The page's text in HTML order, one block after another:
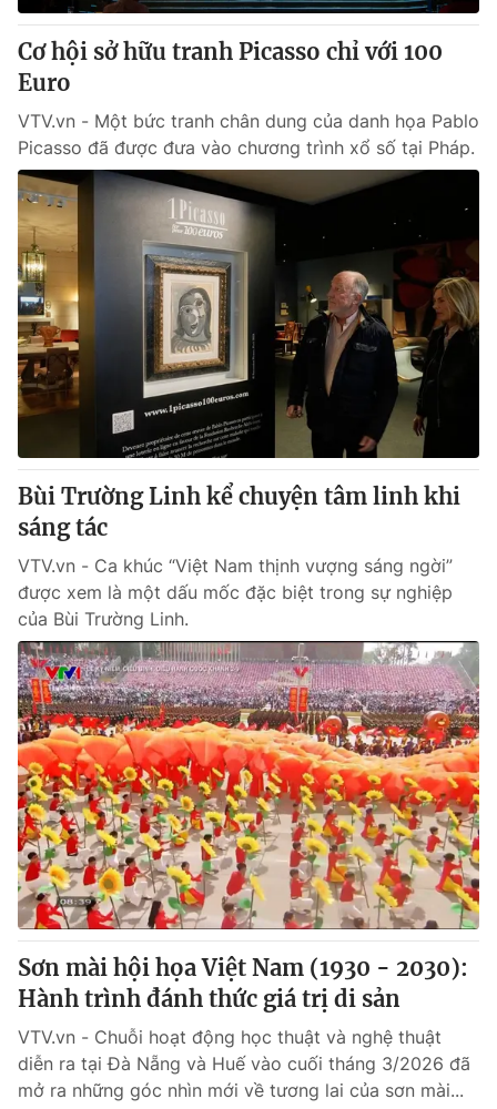
Cơ hội sở hữu tranh Picasso chỉ với 100
Euro
VTV.vn - Một bức tranh chân dung của danh họa Pablo
Picasso đã được đưa vào chương trình xổ số tại Pháp.
Bùi Trường Linh kể chuyện tâm linh khi
sáng tác
VTV.vn - Ca khúc “Việt Nam thịnh vượng sáng ngời”
được xem là một dấu mốc đặc biệt trong sự nghiệp
của Bùi Trường Linh.
Sơn mài hội họa Việt Nam (1930 - 2030):
Hành trình đánh thức giá trị di sản
VTV.vn - Chuỗi hoạt động học thuật và nghệ thuật
diễn ra tại Đà Nẵng và Huế vào cuối tháng 3/2026 đã
mở ra những góc nhìn mới về tương lai của sơn mài...